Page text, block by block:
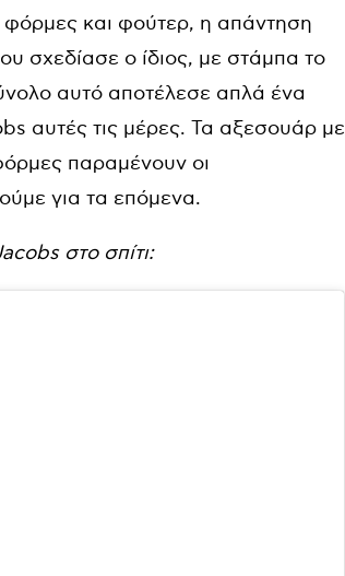
φόρμες και φούτερ, η απάντηση
σχεδίασε ο ίδιος, με στάμπα το
αυτό αποτέλεσε απλά ένα
αυτές τις μέρες. Τα αξεσουάρ με
παραμένουν οι
για τα επόμενα.
στο σπίτι: